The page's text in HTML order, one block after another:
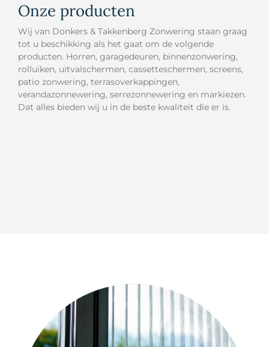
Onze producten
Wij van Donkers & Takkenberg Zonwering staan graag
tot u beschikking als het gaat om de volgende
producten. Horren, garagedeuren, binnenzonwering,
rolluiken, uitvalschermen, cassetteschermen, screens,
patio zonwering, terrasoverkappingen,
verandazonnewering, serrezonnewering en markiezen.
Dat alles bieden wij u in de beste kwaliteit die er is.